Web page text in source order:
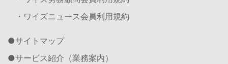
・ワイズニュース会員利用規約
サイトマップ
サービス紹介（業務案内）